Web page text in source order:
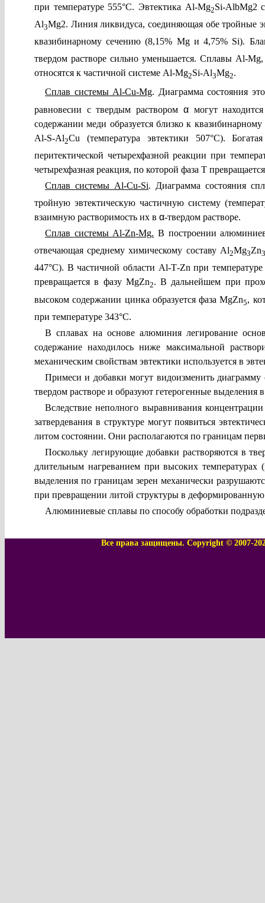
при температуре 555°С. Эвтектика Al-Mg2Si-AlbMg2
Al3Mg2. Линия ликвидуса, соединяющая обе тройные
квазибинарному сечению (8,15% Mg и 4,75% Si).
твердом растворе сильно уменьшается. Сплавы Al-Mg
относятся к частичной системе Al-Mg2Si-Al3Mg2.
Сплав системы Al-Cu-Mg. Диаграмма состояния
равновесии с твердым раствором αмогут
содержании меди образуется близко к
Al-S-Al2Cu (температура эвтектики 507°С).
перитектической четырехфазной реакции при
четырехфазная реакция, по которой фаза Т
Сплавсистемы Al-Cu-Si. Диаграмма состояния
тройную эвтектическую частичную систему
взаимную растворимость их в α-твердом растворе.
Сплав системы Al-Zn-Mg. В построении
отвечающая среднему химическому составу Al2Mg3Zn3
447°С). В частичной области Al-T-Znпри
превращается в фазу MgZn2. В дальнейшем при
высоком содержании цинка образуется фазаMgZn5,
при температуре 343°С.
В сплавах на основе алюминия легирование
содержание находилось ниже максимальной
механическим свойствам эвтектики используется в
Примеси и добавки могут видоизменить диаграмму
твердом растворе и образуют гетерогенные выделения
Вследствие неполного выравнивания
затвердевания в структуре могут появиться
литом состоянии. Они располагаются по границам
Поскольку легирующие добавки растворяются в
длительным нагреванием при высоких
выделения по границам зерен механически
при превращении литой структуры в
Алюминиевые сплавы по способу обработки
Все права защищены. Copyright © 2007-